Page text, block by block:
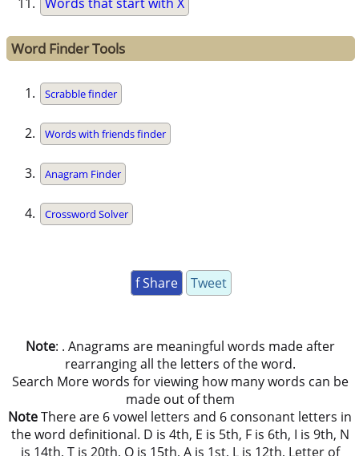
Word Finder Tools
Scrabble finder
Words with friends finder
Anagram Finder
Crossword Solver
f Share Tweet
Note: . Anagrams are meaningful words made after
rearranging all the letters of the word.
Search More words for viewing how many words can be
made out of them
NoteThere are 6 vowel letters and 6 consonant letters in
the word definitional. D is 4th, E is 5th, F is 6th, I is 9th, N
is 14th, T is 20th, O is 15th, A is 1st, L is 12th, Letter of